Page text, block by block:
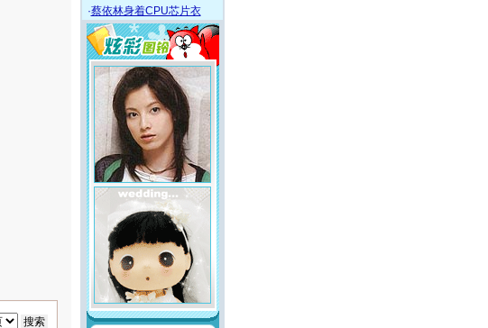
·蔡依林身着CPU芯片衣